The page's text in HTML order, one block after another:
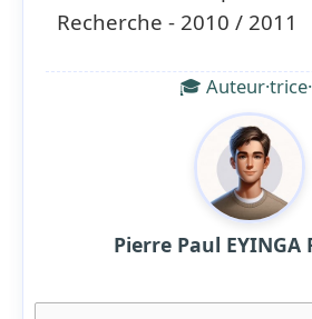
Recherche - 2010 / 2011
🎓
Pierre Paul EYINGA